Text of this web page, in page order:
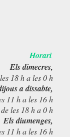
Horari
Els dimecres,
18 h a les 0 h
a dissabte,
11 h a les 16 h
les 18 h a 0 h
Els diumenges,
11 h a les 16 h